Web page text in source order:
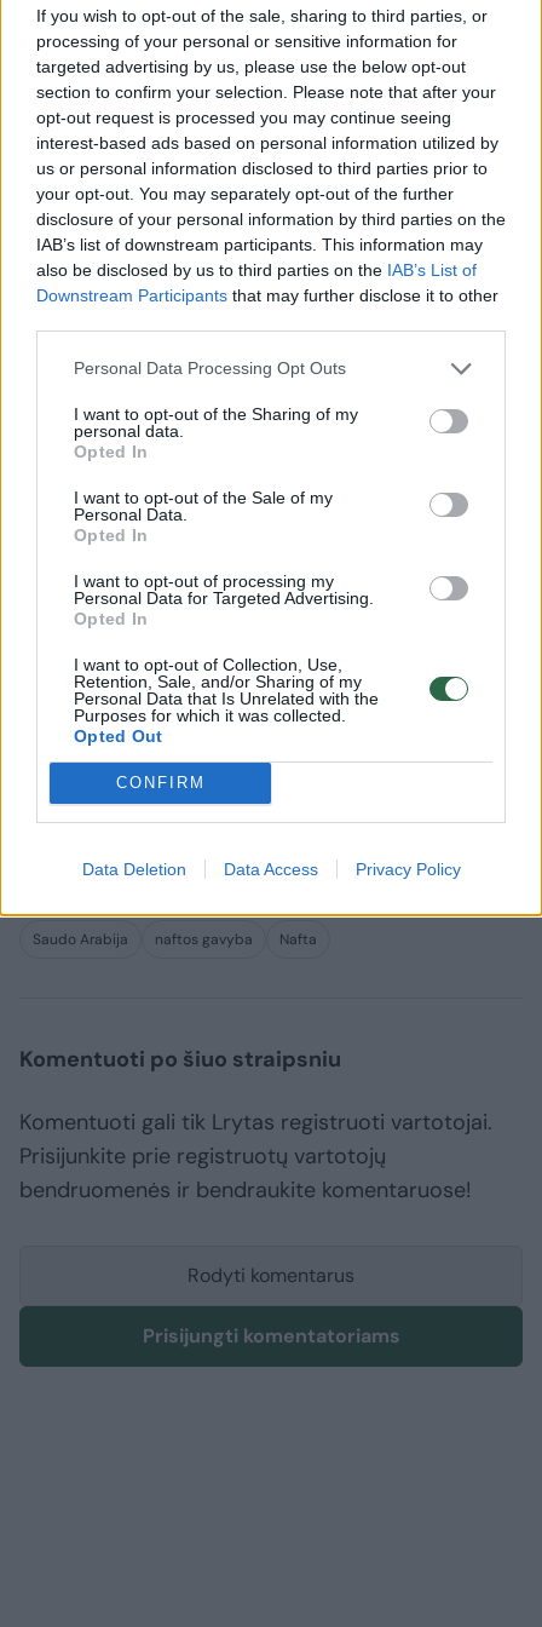
If you wish to opt-out of the sale, sharing to third parties, or
processing of your personal or sensitive information for
targeted advertising by us, please use the below opt-out
section to confirm your selection. Please note that after your
opt-out request is processed you may continue seeing
interest-based ads based on personal information utilized by
us or personal information disclosed to third parties prior to
your opt-out. You may separately opt-out of the further
disclosure of your personal information by third parties on the
IAB’s list of downstream participants. This information may
also be disclosed by us to third parties on the IAB’s List of
Downstream Participants that may further disclose it to other
Personal Data Processing Opt Outs
I want to opt-out of the Sharing of my
personal data.
Opted In
I want to opt-out of the Sale of my
Personal Data.
Opted In
I want to opt-out of processing my
Personal Data for Targeted Advertising.
Opted In
I want to opt-out of Collection, Use,
Retention, Sale, and/or Sharing of my
Personal Data that Is Unrelated with the
Purposes for which it was collected.
Opted Out
CONFIRM
Data Deletion Data Access Privacy Policy
sumažino 1 mln. barelių. Savo gavybą
pristabdė ir Rusija.
Tikslas yra palaikyti naftos kainas.
Susiję straipsniai
Degalinių savininkams –
naujas smūgis: „Mums jau
užteko akcizo padidinimo
šoko“
Po ketvirtadienio pranešimo naftos kaina
padidėjo.
Saudo Arabija naftos gavyba Nafta
Komentuoti po šiuo straipsniu
Komentuoti gali tik Lrytas registruoti vartotojai.
Prisijunkite prie registruotų vartotojų
bendruomenės ir bendraukite komentaruose!
Rodyti komentarus
Prisijungti komentatoriams